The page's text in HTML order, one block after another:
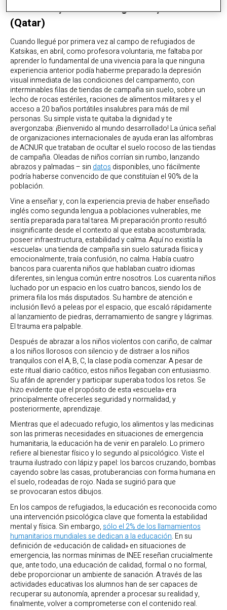
Dina Pasic, Jefe de Programas, Wise
(Qatar)
Cuando llegué por primera vez al campo de refugiados de
Katsikas, en abril, como profesora voluntaria, me faltaba por
aprender lo fundamental de una vivencia para la que ninguna
experiencia anterior podía haberme preparado:la depresión
visual inmediata de las condiciones del campamento, con
interminables filas de tiendas de campaña sin suelo, sobre un
lecho de rocas estériles, raciones de alimentos militares y el
acceso a 20 baños portátiles insalubres para más de mil
personas. Su simple vista te quitaba la dignidad y te
avergonzaba: ¡Bienvenido al mundo desarrollado! La única señal
de organizaciones internacionales de ayuda eran las alfombras
de ACNUR que trataban de ocultar el suelo rocoso de las tiendas
de campaña. Oleadas de niños corrían sin rumbo, lanzando
abrazos y palmadas – sin datos disponibles, uno fácilmente
podría haberse convencido de que constituían el 90% de la
población.
Vine a enseñar y, con la experiencia previa de haber enseñado
inglés como segunda lengua a poblaciones vulnerables, me
sentía preparada para tal tarea. Mi preparación pronto resultó
insignificante desde el contexto al que estaba acostumbrada;
poseer infraestructura, estabilidad y calma. Aquí no existía la
«escuela»: una tienda de campaña sin suelo saturada física y
emocionalmente, traía confusión, no calma. Había cuatro
bancos para cuarenta niños que hablaban cuatro idiomas
diferentes, sin lengua común entre nosotros. Los cuarenta niños
luchado por un espacio en los cuatro bancos, siendo los de
primera fila los más disputados. Su hambre de atención e
inclusión llevó a peleas por el espacio, que escaló rápidamente
al lanzamiento de piedras, derramamiento de sangre y lágrimas.
El trauma era palpable.
Después de abrazar a los niños violentos con cariño, de calmar
a los niños llorosos con silencio y de distraer a los niños
tranquilos con el A, B, C, la clase podía comenzar. A pesar de
este ritual diario caótico, estos niños llegaban con entusiasmo.
Su afán de aprender y participar superaba todos los retos. Se
hizo evidente que el propósito de esta «escuela» era
principalmente ofrecerles seguridad y normalidad, y
posteriormente, aprendizaje.
Mientras que el adecuado refugio, los alimentos y las medicinas
son las primeras necesidades en situaciones de emergencia
humanitaria, la educación ha de venir en paralelo. Lo primero
refiere al bienestar físico y lo segundo al psicológico. Viste el
trauma ilustrado con lápiz y papel: los barcos cruzando, bombas
cayendo sobre las casas, protuberancias con forma humana en
el suelo, rodeadas de rojo. Nada se sugirió para que
se provocaran estos dibujos.
En los campos de refugiados, la educación es reconocida como
una intervención psicológica clave que fomenta la estabilidad
mental y física. Sin embargo, sólo el 2% de los llamamientos
humanitarios mundiales se dedican a la educación. En su
definición de «educación de calidad» en situaciones de
emergencia, las normas mínimas de INEE reseñan crucialmente
que, ante todo, una educación de calidad, formal o no formal,
debe proporcionar un ambiente de sanación. A través de las
actividades educativas los alumnos han de ser capaces de
recuperar su autonomía, aprender a procesar su realidad y,
finalmente, volver a comprometerse con el contenido real.